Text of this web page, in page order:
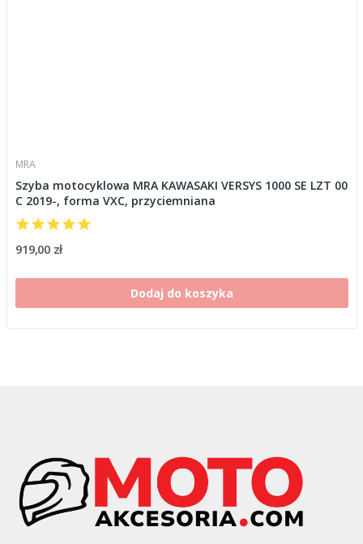
MRA
Szyba motocyklowa MRA KAWASAKI VERSYS 1000 SE LZT 00
C 2019-, forma VXC, przyciemniana
919,00 zł
Dodaj do koszyka